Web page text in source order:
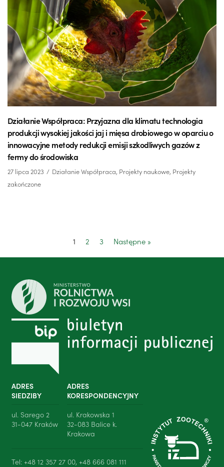
Działanie Współpraca: Przyjazna dla klimatu technologia
produkcji wysokiej jakości jaj i mięsa drobiowego w oparciu o
innowacyjne metody redukcji emisji szkodliwych gazów z
fermy do środowiska
27 lipca 2023 Działanie Współpraca, Projekty naukowe, Projekty
zakończone
1 2 3 Następne »
ADRES
SIEDZIBY
ul. Sarego 2
31-047 Kraków
ADRES
KORESPONDENCYJNY
ul. Krakowska 1
32-083 Balice k.
Krakowa
Tel: +48 12 357 27 00, +48 666 081 111